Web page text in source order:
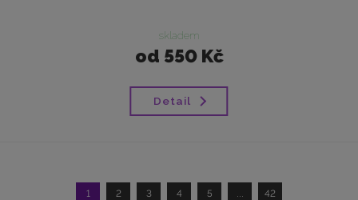
skladem
od 550 Kč
Detail
1 2 3 4 5 42